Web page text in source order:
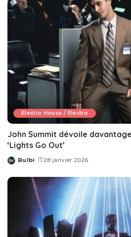
Electro House / Electro
John Summit dévoile
‘Lights Go Out’
Posted
Bulbi 28 janvier 2026